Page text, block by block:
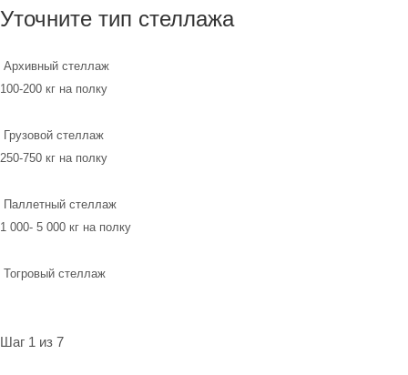
Уточните тип стеллажа
Архивный стеллаж
100-200 кг на полку
Грузовой стеллаж
250-750 кг на полку
Паллетный стеллаж
1 000- 5 000 кг на полку
Тогровый стеллаж
Шаг 1 из 7